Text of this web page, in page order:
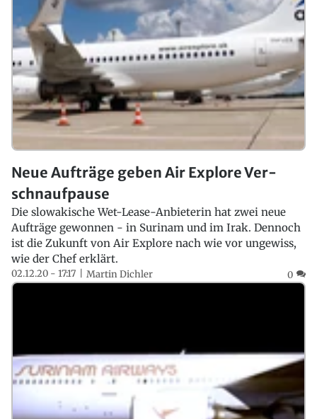
Neue Aufträge geben Air Explore Ver­
schnauf­pau­se
Die slowakische Wet-Lease-Anbieterin hat zwei neue
Aufträge gewonnen - in Surinam und im Irak. Dennoch
ist die Zukunft von Air Explore nach wie vor ungewiss,
wie der Chef erklärt.
02.12.20 - 17:17 Martin Dichler 0